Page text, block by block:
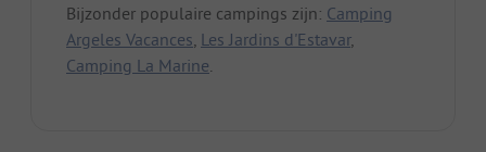
Bijzonder populaire campings zijn: Camping
Argeles Vacances Les Jardins d'Estavar,
Camping La Marine